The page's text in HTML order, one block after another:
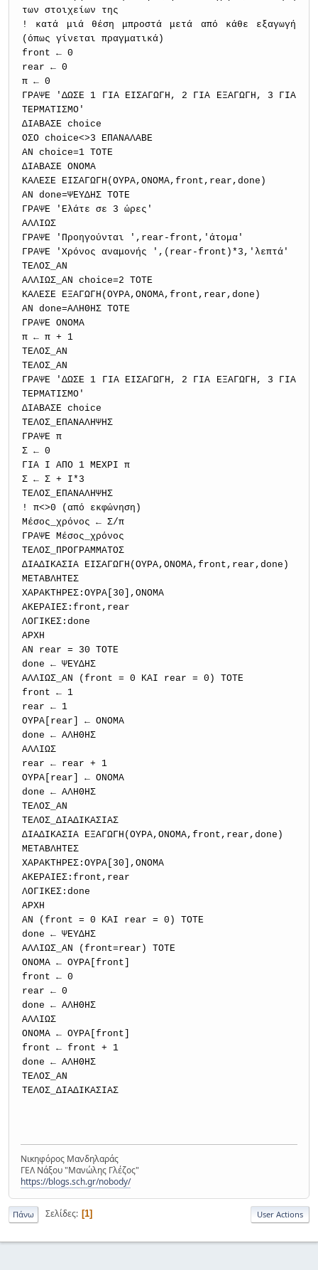
των στοιχείων της
! κατά μιά θέση μπροστά μετά από κάθε εξαγωγή
(όπως γίνεται πραγματικά)
front ← 0
rear ← 0
π ← 0
ΓΡΑΨΕ 'ΔΩΣΕ 1 ΓΙΑ ΕΙΣΑΓΩΓΗ, 2 ΓΙΑ ΕΞΑΓΩΓΗ, 3 ΓΙΑ
ΤΕΡΜΑΤΙΣΜΟ'
ΔΙΑΒΑΣΕ choice
ΟΣΟ choice<>3 ΕΠΑΝΑΛΑΒΕ
ΑΝ choice=1 ΤΟΤΕ
ΔΙΑΒΑΣΕ ΟΝΟΜΑ
ΚΑΛΕΣΕ ΕΙΣΑΓΩΓΗ(ΟΥΡΑ,ΟΝΟΜΑ,front,rear,done)
ΑΝ done=ΨΕΥΔΗΣ ΤΟΤΕ
ΓΡΑΨΕ 'Ελάτε σε 3 ώρες'
ΑΛΛΙΩΣ
ΓΡΑΨΕ 'Προηγούνται ',rear-front,'άτομα'
ΓΡΑΨΕ 'Χρόνος αναμονής ',(rear-front)*3,'λεπτά'
ΤΕΛΟΣ_ΑΝ
ΑΛΛΙΩΣ_ΑΝ choice=2 ΤΟΤΕ
ΚΑΛΕΣΕ ΕΞΑΓΩΓΗ(ΟΥΡΑ,ΟΝΟΜΑ,front,rear,done)
ΑΝ done=ΑΛΗΘΗΣ ΤΟΤΕ
ΓΡΑΨΕ ΟΝΟΜΑ
π ← π + 1
ΤΕΛΟΣ_ΑΝ
ΤΕΛΟΣ_ΑΝ
ΓΡΑΨΕ 'ΔΩΣΕ 1 ΓΙΑ ΕΙΣΑΓΩΓΗ, 2 ΓΙΑ ΕΞΑΓΩΓΗ, 3 ΓΙΑ
ΤΕΡΜΑΤΙΣΜΟ'
ΔΙΑΒΑΣΕ choice
ΤΕΛΟΣ_ΕΠΑΝΑΛΗΨΗΣ
ΓΡΑΨΕ π
Σ ← 0
ΓΙΑ Ι ΑΠΟ 1 ΜΕΧΡΙ π
Σ ← Σ + Ι*3
ΤΕΛΟΣ_ΕΠΑΝΑΛΗΨΗΣ
! π<>0 (από εκφώνηση)
Μέσος_χρόνος ← Σ/π
ΓΡΑΨΕ Μέσος_χρόνος
ΤΕΛΟΣ_ΠΡΟΓΡΑΜΜΑΤΟΣ
ΔΙΑΔΙΚΑΣΙΑ ΕΙΣΑΓΩΓΗ(ΟΥΡΑ,ΟΝΟΜΑ,front,rear,done)
ΜΕΤΑΒΛΗΤΕΣ
ΧΑΡΑΚΤΗΡΕΣ:ΟΥΡΑ[30],ΟΝΟΜΑ
ΑΚΕΡΑΙΕΣ:front,rear
ΛΟΓΙΚΕΣ:done
ΑΡΧΗ
ΑΝ rear = 30 ΤΟΤΕ
done ← ΨΕΥΔΗΣ
ΑΛΛΙΩΣ_ΑΝ (front = 0 ΚΑΙ rear = 0) ΤΟΤΕ
front ← 1
rear ← 1
ΟΥΡΑ[rear] ← ΟΝΟΜΑ
done ← ΑΛΗΘΗΣ
ΑΛΛΙΩΣ
rear ← rear + 1
ΟΥΡΑ[rear] ← ΟΝΟΜΑ
done ← ΑΛΗΘΗΣ
ΤΕΛΟΣ_ΑΝ
ΤΕΛΟΣ_ΔΙΑΔΙΚΑΣΙΑΣ
ΔΙΑΔΙΚΑΣΙΑ ΕΞΑΓΩΓΗ(ΟΥΡΑ,ΟΝΟΜΑ,front,rear,done)
ΜΕΤΑΒΛΗΤΕΣ
ΧΑΡΑΚΤΗΡΕΣ:ΟΥΡΑ[30],ΟΝΟΜΑ
ΑΚΕΡΑΙΕΣ:front,rear
ΛΟΓΙΚΕΣ:done
ΑΡΧΗ
ΑΝ (front = 0 ΚΑΙ rear = 0) ΤΟΤΕ
done ← ΨΕΥΔΗΣ
ΑΛΛΙΩΣ_ΑΝ (front=rear) ΤΟΤΕ
ΟΝΟΜΑ ← ΟΥΡΑ[front]
front ← 0
rear ← 0
done ← ΑΛΗΘΗΣ
ΑΛΛΙΩΣ
ΟΝΟΜΑ ← ΟΥΡΑ[front]
front ← front + 1
done ← ΑΛΗΘΗΣ
ΤΕΛΟΣ_ΑΝ
ΤΕΛΟΣ_ΔΙΑΔΙΚΑΣΙΑΣ
Νικηφόρος Μανδηλαράς
ΓΕΛ Νάξου "Μανώλης Γλέζος"
https://blogs.sch.gr/nobody/
Πάνω Σελίδες 1 User Actions